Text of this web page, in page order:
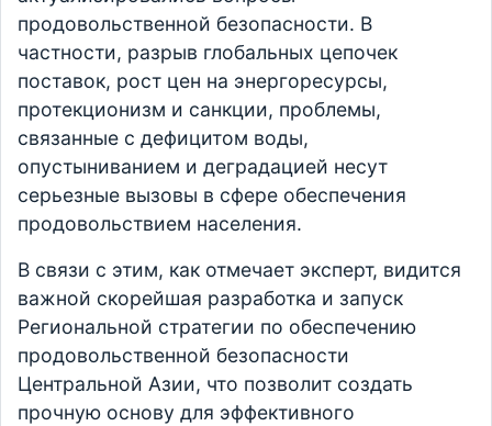
продовольственной безопасности. В
частности, разрыв глобальных цепочек
поставок, рост цен на энергоресурсы,
протекционизм и санкции, проблемы,
связанные с дефицитом воды,
опустыниванием и деградацией несут
серьезные вызовы в сфере обеспечения
продовольствием населения.
В связи с этим, как отмечает эксперт, видится
важной скорейшая разработка и запуск
Региональной стратегии по обеспечению
продовольственной безопасности
Центральной Азии, что позволит создать
прочную основу для эффективного